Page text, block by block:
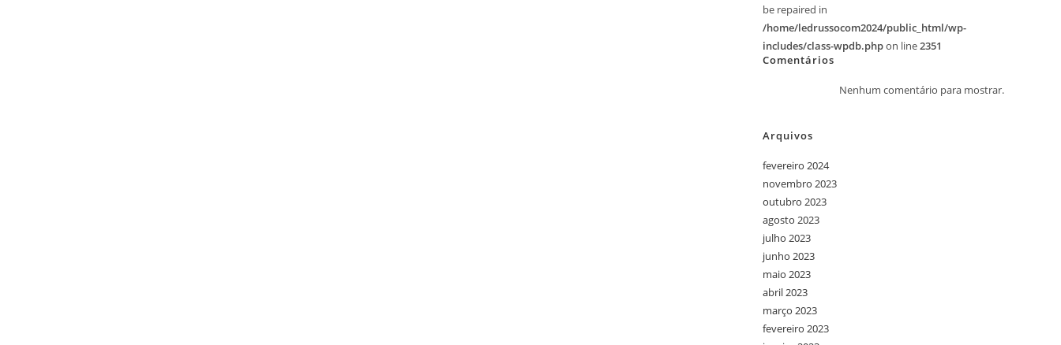
be repaired in
/home/ledrussocom2024/public_html/wp-
includes/class-wpdb.phpon line2351
Comentários
Nenhum comentário para mostrar.
Arquivos
fevereiro 2024
novembro 2023
outubro 2023
agosto 2023
julho 2023
junho 2023
maio 2023
abril 2023
março 2023
fevereiro 2023